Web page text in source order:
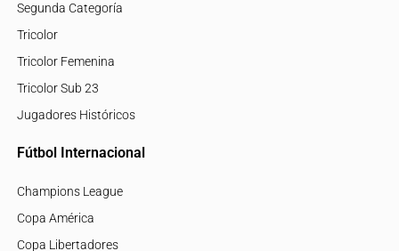
Segunda Categoría
Tricolor
Tricolor Femenina
Tricolor Sub 23
Jugadores Históricos
Fútbol Internacional
Champions League
Copa América
Copa Libertadores